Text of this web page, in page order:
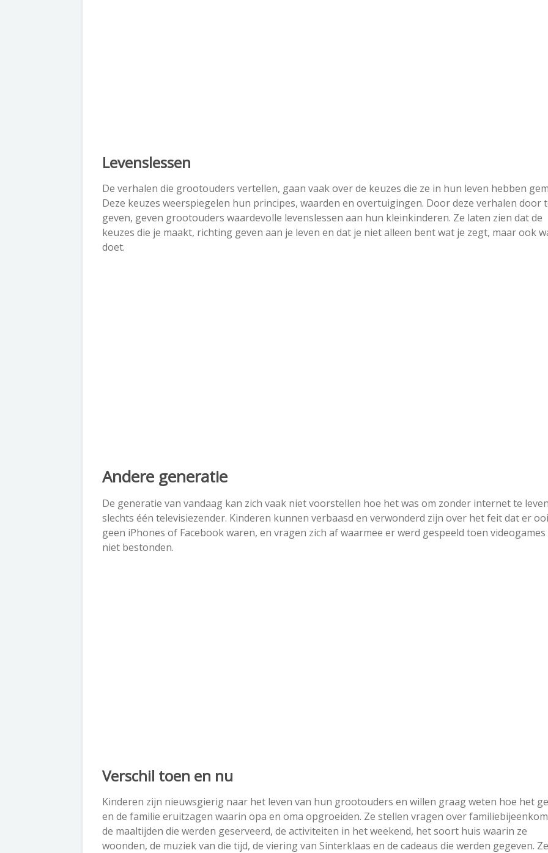
Levenslessen
De verhalen die grootouders vertellen, gaan vaak over de keuzes die ze in hun leven hebben
Deze keuzes weerspiegelen hun principes, waarden en overtuigingen. Door deze verhalen door
geven, geven grootouders waardevolle levenslessen aan hun kleinkinderen. Ze laten zien dat de
keuzes die je maakt, richting geven aan je leven en dat je niet alleen bent wat je zegt, maar ook
doet.
Andere generatie
De generatie van vandaag kan zich vaak niet voorstellen hoe het was om zonder internet te
slechts één televisiezender. Kinderen kunnen verbaasd en verwonderd zijn over het feit dat er
geen iPhones of Facebook waren, en vragen zich af waarmee er werd gespeeld toen
niet bestonden.
Verschil toen en nu
Kinderen zijn nieuwsgierig naar het leven van hun grootouders en willen graag weten hoe het
en de familie eruitzagen waarin opa en oma opgroeiden. Ze stellen vragen over
de maaltijden die werden geserveerd, de activiteiten in het weekend, het soort huis waarin ze
woonden, de muziek van die tijd, de viering van Sinterklaas en de cadeaus die werden gegeven.